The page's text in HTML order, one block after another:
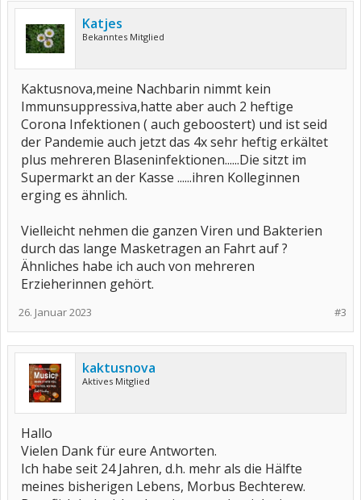
Katjes
Bekanntes Mitglied
Kaktusnova,meine Nachbarin nimmt kein
Immunsuppressiva,hatte aber auch 2 heftige
Corona Infektionen ( auch geboostert) und ist seid
der Pandemie auch jetzt das 4x sehr heftig erkältet
plus mehreren Blaseninfektionen......Die sitzt im
Supermarkt an der Kasse ......ihren Kolleginnen
erging es ähnlich.
Vielleicht nehmen die ganzen Viren und Bakterien
durch das lange Masketragen an Fahrt auf ?
Ähnliches habe ich auch von mehreren
Erzieherinnen gehört.
#3
26. Januar 2023
kaktusnova
Aktives Mitglied
Hallo
Vielen Dank für eure Antworten.
Ich habe seit 24 Jahren, d.h. mehr als die Hälfte
meines bisherigen Lebens, Morbus Bechterew.